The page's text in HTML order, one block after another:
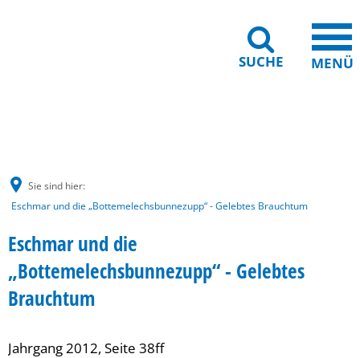
SUCHE MENÜ
Sie sind hier:
Eschmar und die „Bottemelechsbunnezupp“ - Gelebtes Brauchtum
Eschmar und die
„Bottemelechsbunnezupp“ - Gelebtes
Brauchtum
Jahrgang 2012, Seite 38ff